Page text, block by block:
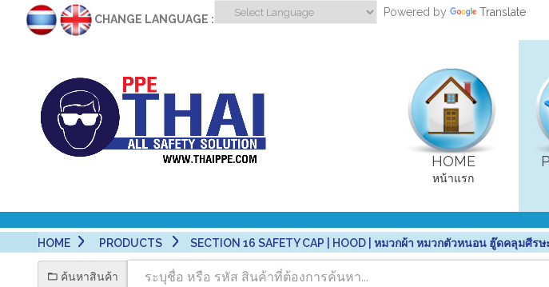
CHANGE LANGUAGE :
Powered by Translate
HOME
หน้าแรก
HOME PRODUCTS SECTION 16 SAFETY CAP | HOOD | หมวกผ้า หมวกตัวหนอน ฮู๊ดคลุมศีร
ค้นหาสินค้า